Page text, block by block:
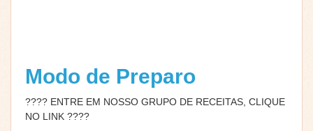
Modo de Preparo
???? ENTRE EM NOSSO GRUPO DE RECEITAS, CLIQUE
NO LINK ????